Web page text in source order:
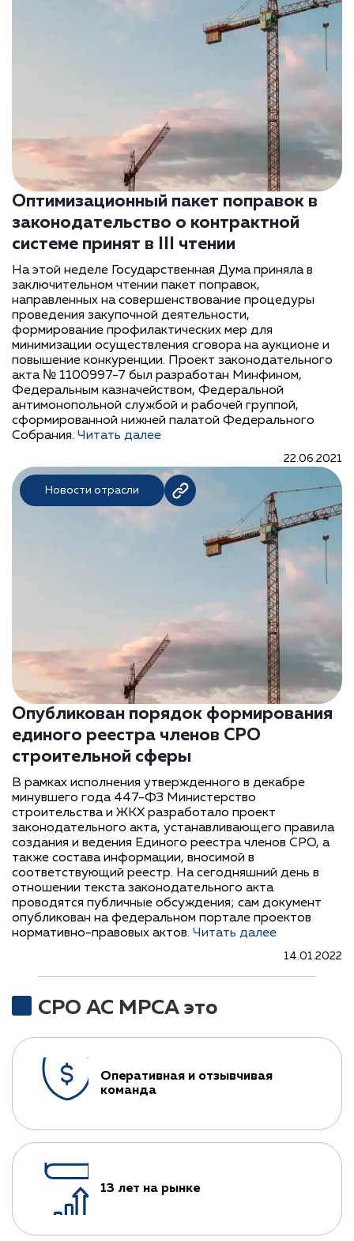
Оптимизационный пакет поправок в
законодательство о контрактной
системе принят в III чтении
На этой неделе Государственная Дума приняла в
заключительном чтении пакет поправок,
направленных на совершенствование процедуры
проведения закупочной деятельности,
формирование профилактических мер для
минимизации осуществления сговора на аукционе и
повышение конкуренции. Проект законодательного
акта № 1100997-7 был разработан Минфином,
Федеральным казначейством, Федеральной
антимонопольной службой и рабочей группой,
сформированной нижней палатой Федерального
Собрания. Читать далее
22.06.2021
Новости отрасли
Опубликован порядок формирования
единого реестра членов СРО
строительной сферы
В рамках исполнения утвержденного в декабре
минувшего года 447-ФЗ Министерство
строительства и ЖКХ разработало проект
законодательного акта, устанавливающего правила
создания и ведения Единого реестра членов СРО, а
также состава информации, вносимой в
соответствующий реестр. На сегодняшний день в
отношении текста законодательного акта
проводятся публичные обсуждения; сам документ
опубликован на федеральном портале проектов
нормативно-правовых актов. Читать далее
14.01.2022
СРО АС МРСА это
Оперативная и отзывчивая
команда
13 лет на рынке